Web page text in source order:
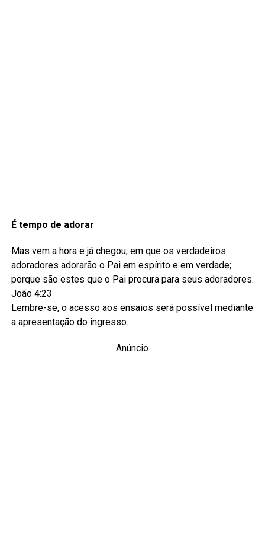
É tempo de adorar
Mas vem a hora e já chegou, em que os verdadeiros
adoradores adorarão o Pai em espírito e em verdade;
porque são estes que o Pai procura para seus adoradores.
João 4:23
Lembre-se, o acesso aos ensaios será possível mediante
a apresentação do ingresso.
Anúncio